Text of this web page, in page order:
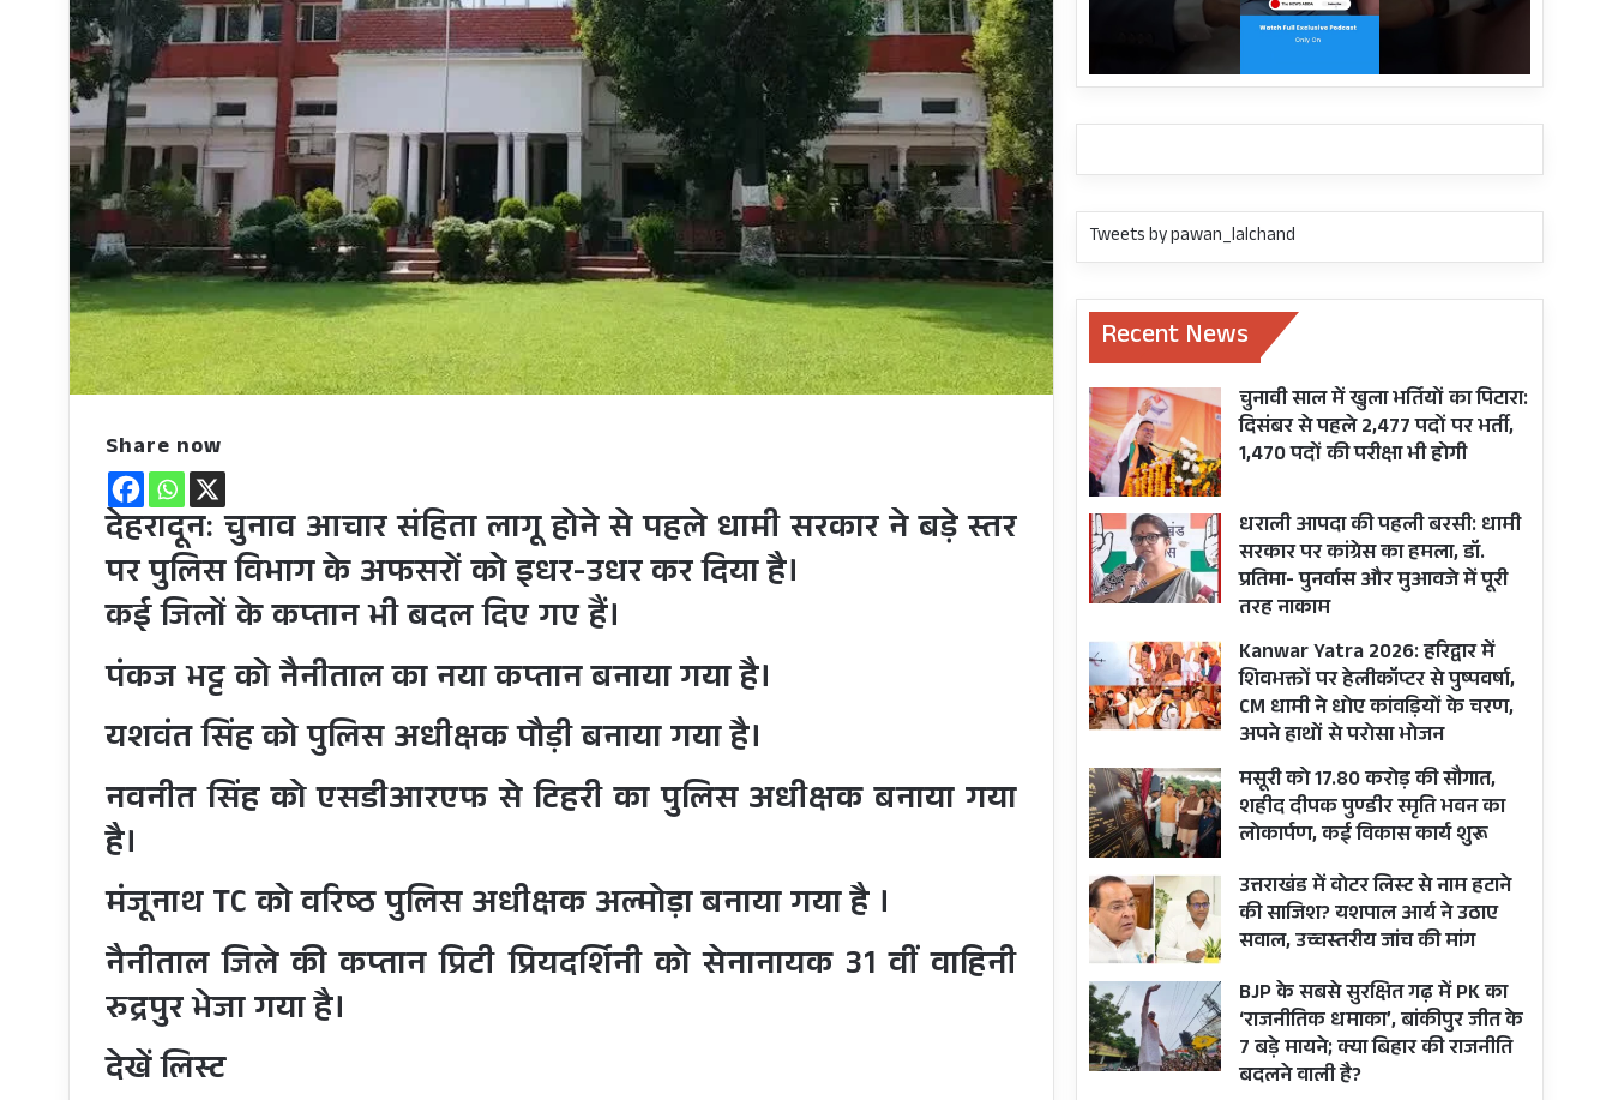
Share now
देहरादून: चुनाव आचार संहिता लागू होने से पहले धामी सरकार ने बड़े स्तर
पर पुलिस विभाग के अफसरों को इधर-उधर कर दिया है।
कई जिलों के कप्तान भी बदल दिए गए हैं।
पंकज भट्ट को नैनीताल का नया कप्तान बनाया गया है।
यशवंत सिंह को पुलिस अधीक्षक पौड़ी बनाया गया है।
नवनीत सिंह को एसडीआरएफ से टिहरी का पुलिस अधीक्षक बनाया गया
है।
मंजूनाथ TC को वरिष्ठ पुलिस अधीक्षक अल्मोड़ा बनाया गया है ।
नैनीताल जिले की कप्तान प्रिटी प्रियदर्शिनी को सेनानायक 31 वीं वाहिनी
रुद्रपुर भेजा गया है।
देखें लिस्ट
Tweets by pawan_lalchand
Recent News
चुनावी साल में खुला भर्तियों का पिटारा:
दिसंबर से पहले 2,477 पदों पर भर्ती,
1,470 पदों की परीक्षा भी होगी
धराली आपदा की पहली बरसी: धामी
सरकार पर कांग्रेस का हमला, डॉ.
प्रतिमा- पुनर्वास और मुआवजे में पूरी
तरह नाकाम
Kanwar Yatra 2026: हरिद्वार में
शिवभक्तों पर हेलीकॉप्टर से पुष्पवर्षा,
CM धामी ने धोए कांवड़ियों के चरण,
अपने हाथों से परोसा भोजन
मसूरी को 17.80 करोड़ की सौगात,
शहीद दीपक पुण्डीर स्मृति भवन का
लोकार्पण, कई विकास कार्य शुरू
उत्तराखंड में वोटर लिस्ट से नाम हटाने
की साजिश? यशपाल आर्य ने उठाए
सवाल, उच्चस्तरीय जांच की मांग
BJP के सबसे सुरक्षित गढ़ में PK का
‘राजनीतिक धमाका’, बांकीपुर जीत के
7 बड़े मायने; क्या बिहार की राजनीति
बदलने वाली है?